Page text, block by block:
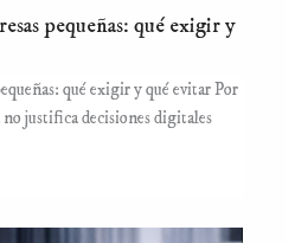
pequeñas: qué exigir y
qué exigir y qué evitar Por
no justifica decisiones digitales